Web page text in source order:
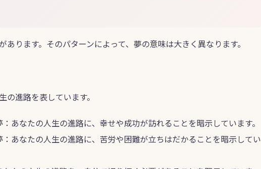
ります。そのパターンによって、夢の意味は大きく異なります。
進路を表しています。
あなたの人生の進路に、幸せや成功が訪れることを暗示しています。
あなたの人生の進路に、苦労や困難が立ちはだかることを暗示してい